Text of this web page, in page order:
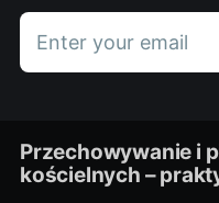
Enter your email
Przechowywanie i
kościelnych –